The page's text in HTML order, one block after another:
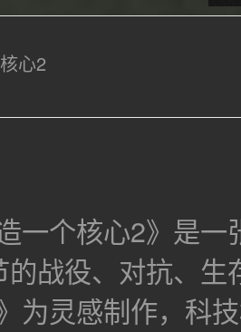
心2
一个核心2》是
战役、对抗、
为灵感制作，科